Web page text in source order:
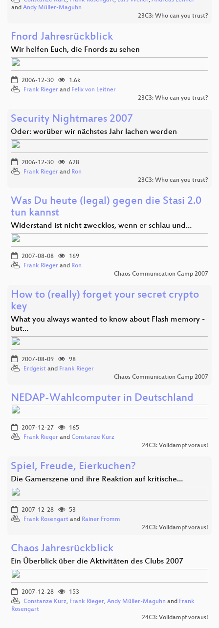
and Andy Müller-Maguhn
23C3: Who can you trust?
Fnord Jahresrückblick
Wir helfen Euch, die Fnords zu sehen
2006-12-30
1.6k
Frank Rieger and Felix von Leitner
23C3: Who can you trust?
Security Nightmares 2007
Oder: worüber wir nächstes Jahr lachen werden
2006-12-30
628
Frank Rieger and Ron
23C3: Who can you trust?
Was Du heute (legal) gegen die Stasi 2.0
tun kannst
Widerstand ist nicht zwecklos, wenn er schlau und…
2007-08-08
169
Frank Rieger and Ron
Chaos Communication Camp 2007
How to (really) forget your secret crypto
key
What you always wanted to know about Flash memory -
but…
2007-08-09
98
Erdgeist and Frank Rieger
Chaos Communication Camp 2007
NEDAP-Wahlcomputer in Deutschland
2007-12-27
165
Frank Rieger and Constanze Kurz
24C3: Volldampf voraus!
Spiel, Freude, Eierkuchen?
Die Gamerszene und ihre Reaktion auf kritische…
2007-12-28
53
Frank Rosengart and Rainer Fromm
24C3: Volldampf voraus!
Chaos Jahresrückblick
Ein Überblick über die Aktivitäten des Clubs 2007
2007-12-28
153
Constanze Kurz, Frank Rieger, Andy Müller-Maguhn and Frank
Rosengart
24C3: Volldampf voraus!